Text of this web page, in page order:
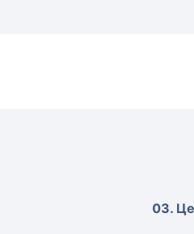
03.